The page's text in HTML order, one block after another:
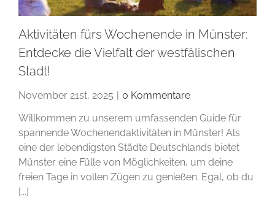
Aktivitäten fürs Wochenende in Münster:
Entdecke die Vielfalt der westfälischen
Stadt!
November 21st, 2025 | 0 Kommentare
Willkommen zu unserem umfassenden Guide für
spannende Wochenendaktivitäten in Münster! Als
eine der lebendigsten Städte Deutschlands bietet
Münster eine Fülle von Möglichkeiten, um deine
freien Tage in vollen Zügen zu genießen. Egal, ob du
[...]